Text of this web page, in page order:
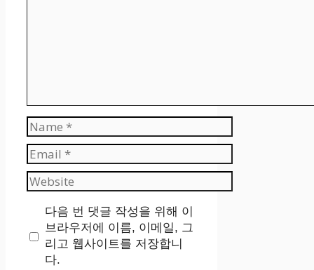
Name
Email
Website
다음 번 댓글 작성을 위해 이
브라우저에 이름, 이메일, 그
리고 웹사이트를 저장합니
다.